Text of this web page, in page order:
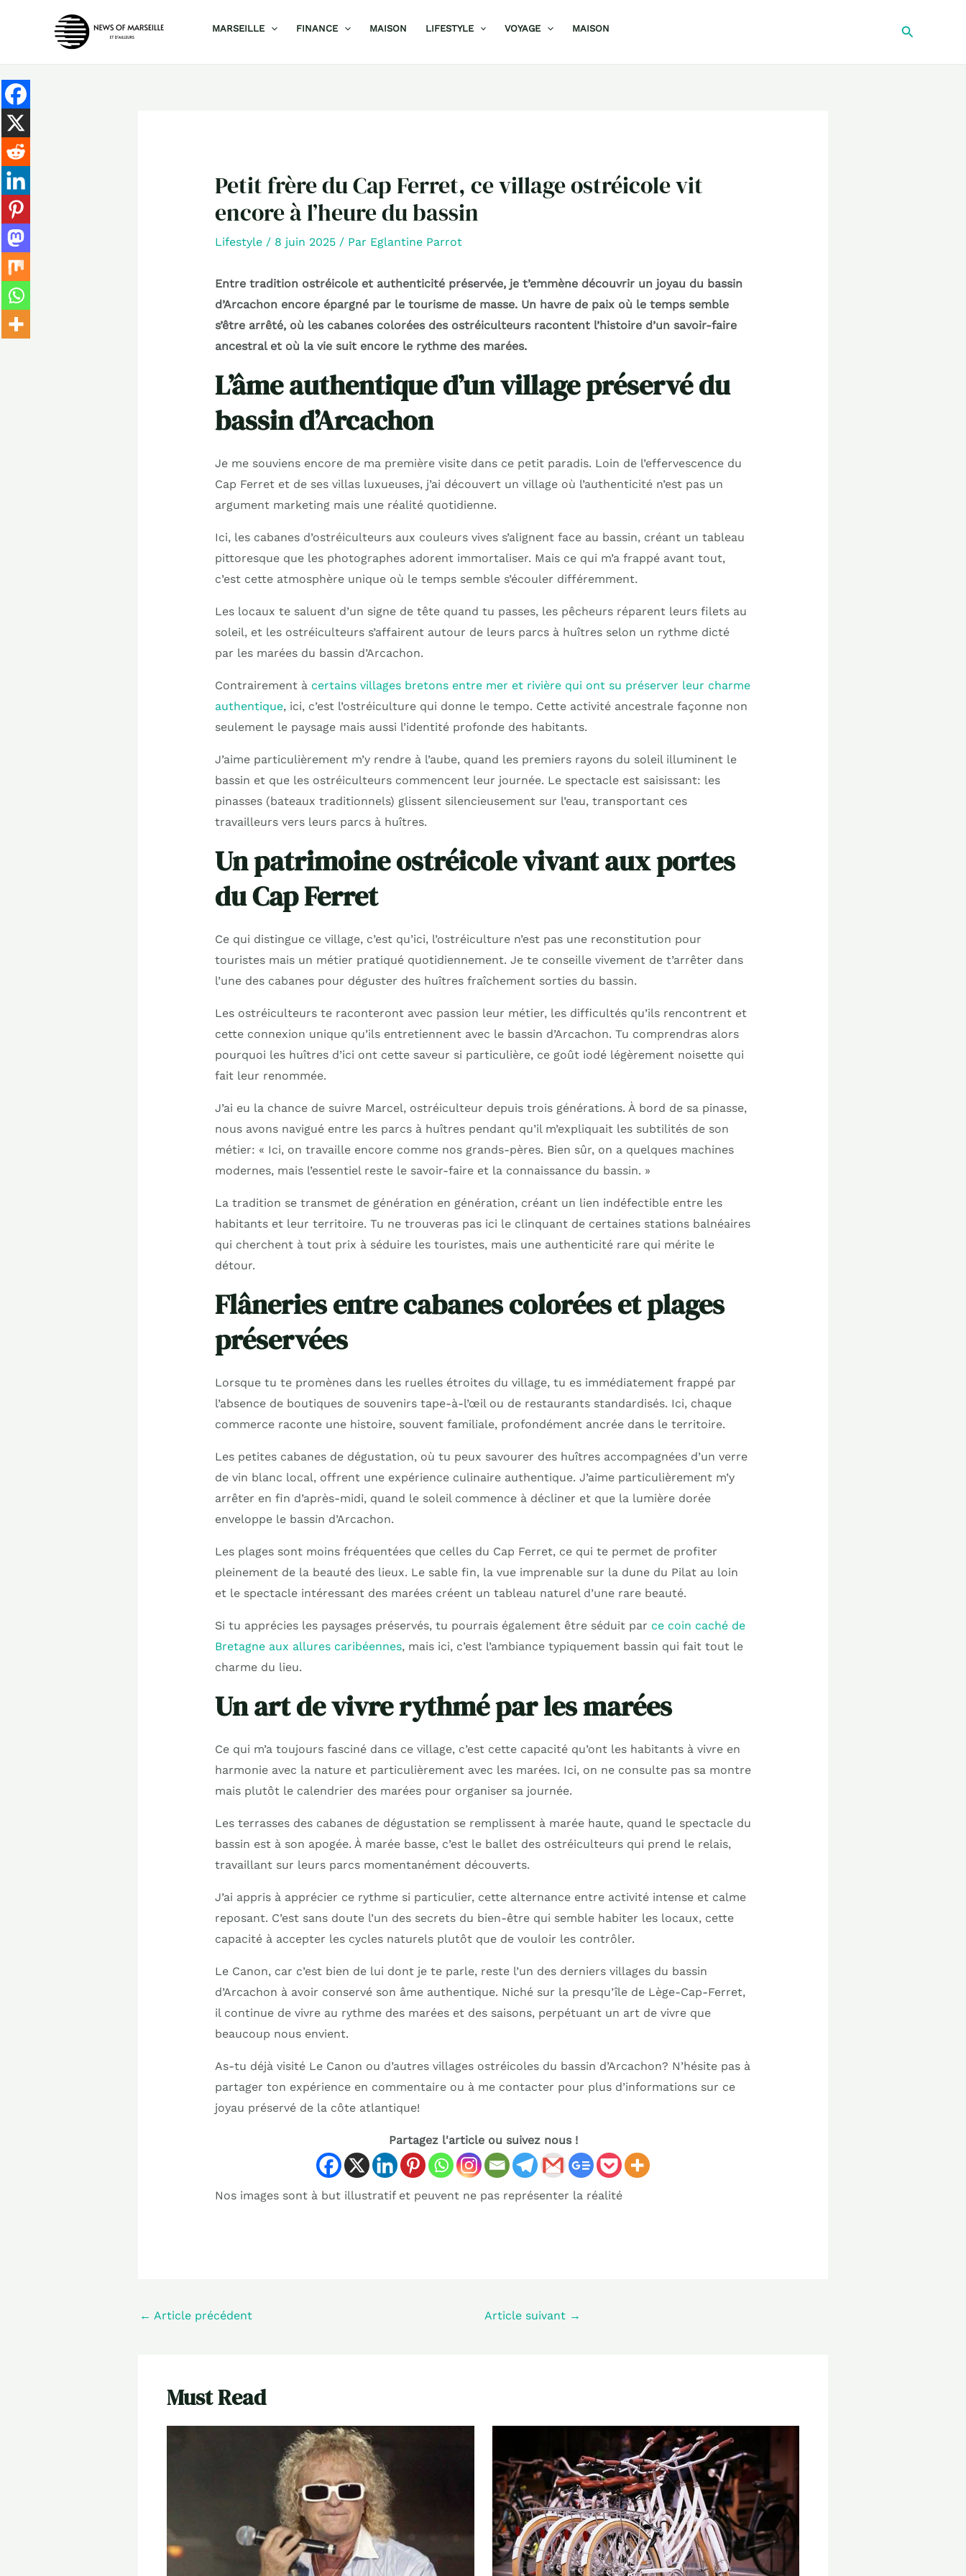
MARSEILLE FINANCE MAISON LIFESTYLE VOYAGE MAISON
Petit frère du Cap Ferret, ce village ostréicole vit
encore à l’heure du bassin
Lifestyle/ 8 juin 2025 / Par Eglantine Parrot
Entre tradition ostréicole et authenticité préservée, je t’emmène découvrir un joyau du bassin
d’Arcachon encore épargné par le tourisme de masse. Un havre de paix où le temps semble
s’être arrêté, où les cabanes colorées des ostréiculteurs racontent l’histoire d’un savoir-faire
ancestral et où la vie suit encore le rythme des marées.
L’âme authentique d’un village préservé du
bassin d’Arcachon
Je me souviens encore de ma première visite dans ce petit paradis. Loin de l’effervescence du
Cap Ferret et de ses villas luxueuses, j’ai découvert un village où l’authenticité n’est pas un
argument marketing mais une réalité quotidienne.
Ici, les cabanes d’ostréiculteurs aux couleurs vives s’alignent face au bassin, créant un tableau
pittoresque que les photographes adorent immortaliser. Mais ce qui m’a frappé avant tout,
c’est cette atmosphère unique où le temps semble s’écouler différemment.
Les locaux te saluent d’un signe de tête quand tu passes, les pêcheurs réparent leurs filets au
soleil, et les ostréiculteurs s’affairent autour de leurs parcs à huîtres selon un rythme dicté
par les marées du bassin d’Arcachon.
Contrairement à certains villages bretons entre mer et rivière qui ont su préserver leur charme
authentique, ici, c’est l’ostréiculture qui donne le tempo. Cette activité ancestrale façonne non
seulement le paysage mais aussi l’identité profonde des habitants.
J’aime particulièrement m’y rendre à l’aube, quand les premiers rayons du soleil illuminent le
bassin et que les ostréiculteurs commencent leur journée. Le spectacle est saisissant: les
pinasses (bateaux traditionnels) glissent silencieusement sur l’eau, transportant ces
travailleurs vers leurs parcs à huîtres.
Un patrimoine ostréicole vivant aux portes
du Cap Ferret
Ce qui distingue ce village, c’est qu’ici, l’ostréiculture n’est pas une reconstitution pour
touristes mais un métier pratiqué quotidiennement. Je te conseille vivement de t’arrêter dans
l’une des cabanes pour déguster des huîtres fraîchement sorties du bassin.
Les ostréiculteurs te raconteront avec passion leur métier, les difficultés qu’ils rencontrent et
cette connexion unique qu’ils entretiennent avec le bassin d’Arcachon. Tu comprendras alors
pourquoi les huîtres d’ici ont cette saveur si particulière, ce goût iodé légèrement noisette qui
fait leur renommée.
J’ai eu la chance de suivre Marcel, ostréiculteur depuis trois générations. À bord de sa pinasse,
nous avons navigué entre les parcs à huîtres pendant qu’il m’expliquait les subtilités de son
métier: « Ici, on travaille encore comme nos grands-pères. Bien sûr, on a quelques machines
modernes, mais l’essentiel reste le savoir-faire et la connaissance du bassin. »
La tradition se transmet de génération en génération, créant un lien indéfectible entre les
habitants et leur territoire. Tu ne trouveras pas ici le clinquant de certaines stations balnéaires
qui cherchent à tout prix à séduire les touristes, mais une authenticité rare qui mérite le
détour.
Flâneries entre cabanes colorées et plages
préservées
Lorsque tu te promènes dans les ruelles étroites du village, tu es immédiatement frappé par
l’absence de boutiques de souvenirs tape-à-l’œil ou de restaurants standardisés. Ici, chaque
commerce raconte une histoire, souvent familiale, profondément ancrée dans le territoire.
Les petites cabanes de dégustation, où tu peux savourer des huîtres accompagnées d’un verre
de vin blanc local, offrent une expérience culinaire authentique. J’aime particulièrement m’y
arrêter en fin d’après-midi, quand le soleil commence à décliner et que la lumière dorée
enveloppe le bassin d’Arcachon.
Les plages sont moins fréquentées que celles du Cap Ferret, ce qui te permet de profiter
pleinement de la beauté des lieux. Le sable fin, la vue imprenable sur la dune du Pilat au loin
et le spectacle intéressant des marées créent un tableau naturel d’une rare beauté.
Si tu apprécies les paysages préservés, tu pourrais également être séduit par ce coin caché de
Bretagne aux allures caribéennes, mais ici, c’est l’ambiance typiquement bassin qui fait tout le
charme du lieu.
Un art de vivre rythmé par les marées
Ce qui m’a toujours fasciné dans ce village, c’est cette capacité qu’ont les habitants à vivre en
harmonie avec la nature et particulièrement avec les marées. Ici, on ne consulte pas sa montre
mais plutôt le calendrier des marées pour organiser sa journée.
Les terrasses des cabanes de dégustation se remplissent à marée haute, quand le spectacle du
bassin est à son apogée. À marée basse, c’est le ballet des ostréiculteurs qui prend le relais,
travaillant sur leurs parcs momentanément découverts.
J’ai appris à apprécier ce rythme si particulier, cette alternance entre activité intense et calme
reposant. C’est sans doute l’un des secrets du bien-être qui semble habiter les locaux, cette
capacité à accepter les cycles naturels plutôt que de vouloir les contrôler.
Le Canon, car c’est bien de lui dont je te parle, reste l’un des derniers villages du bassin
d’Arcachon à avoir conservé son âme authentique. Niché sur la presqu’île de Lège-Cap-Ferret,
il continue de vivre au rythme des marées et des saisons, perpétuant un art de vivre que
beaucoup nous envient.
As-tu déjà visité Le Canon ou d’autres villages ostréicoles du bassin d’Arcachon? N’hésite pas à
partager ton expérience en commentaire ou à me contacter pour plus d’informations sur ce
joyau préservé de la côte atlantique!
Partagez l'article ou suivez nous !
Nos images sont à but illustratif et peuvent ne pas représenter la réalité
← Article précédent Article suivant →
Must Read